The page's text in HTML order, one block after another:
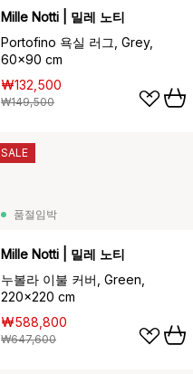
Mille Notti | 밀레 노티
Portofino 욕실 러그, Grey,
60x90 cm
₩132,500
₩149,500
품절임박
Mille Notti | 밀레 노티
누볼라 이불 커버, Green,
220x220 cm
₩588,800
₩647,600
SALE